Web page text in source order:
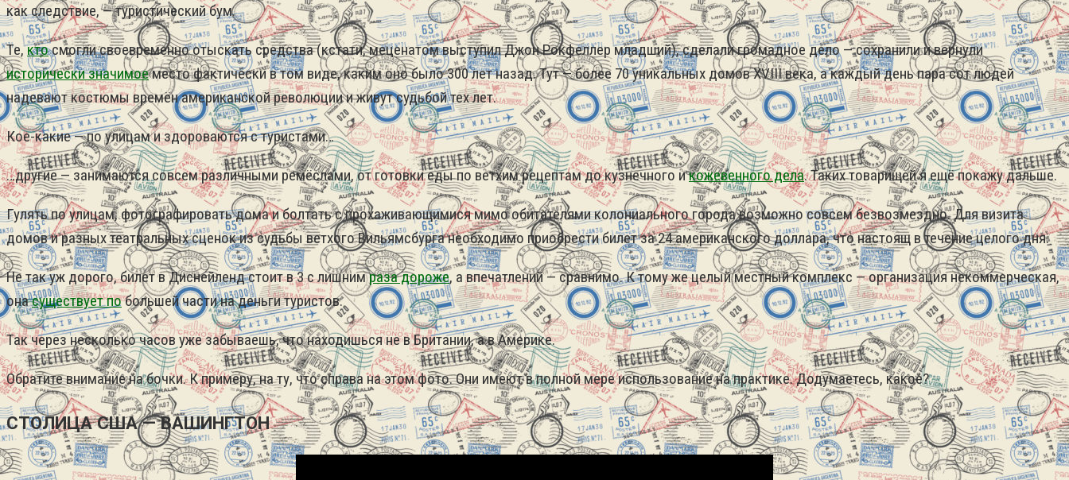
как следствие, — туристический бум.
Те,ктосмогли своевременно отыскать средства (кстати, меценатом выступил Джон Рокфеллер младший), сделали громадное дело — сохранили и вернули
исторически значимоеместо фактически в том виде, каким оно было 300 лет назад. Тут — более 70 уникальных домов XVIII века, а каждый день пара сот людей
надевают костюмы времён американской революции и живут судьбой тех лет.
Кое-какие — по улицам и здороваются с туристами…
…другие — занимаются совсем различными ремёслами, от готовки еды по ветхим рецептам до кузнечного икожевенного дела. Таких товарищей я ещё покажу дальше.
Гулять по улицам, фотографировать дома и болтать с прохаживающимися мимо обитателями колониального города возможно совсем безвозмездно. Для визита
домов и разных театральных сценок из судьбы ветхого Вильямсбурга необходимо приобрести билет за 24 американского доллара, что настоящ в течение целого дня.
Не так уж дорого, билет в Диснейленд стоит в 3 с лишнимраза дороже, а впечатлений — сравнимо. К тому же целый местный комплекс — организация некоммерческая,
онасуществует побольшей части на деньги туристов.
Так через несколько часов уже забываешь, что находишься не в Британии, а в Америке.
Обратите внимание на бочки. К примеру, на ту, что справа на этом фото. Они имеют в полной мере использование на практике. Додумаетесь, какое?
СТОЛИЦА США — ВАШИНГТОН